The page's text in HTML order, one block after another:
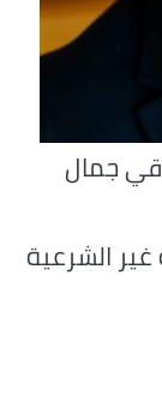
جمال
الشرعية